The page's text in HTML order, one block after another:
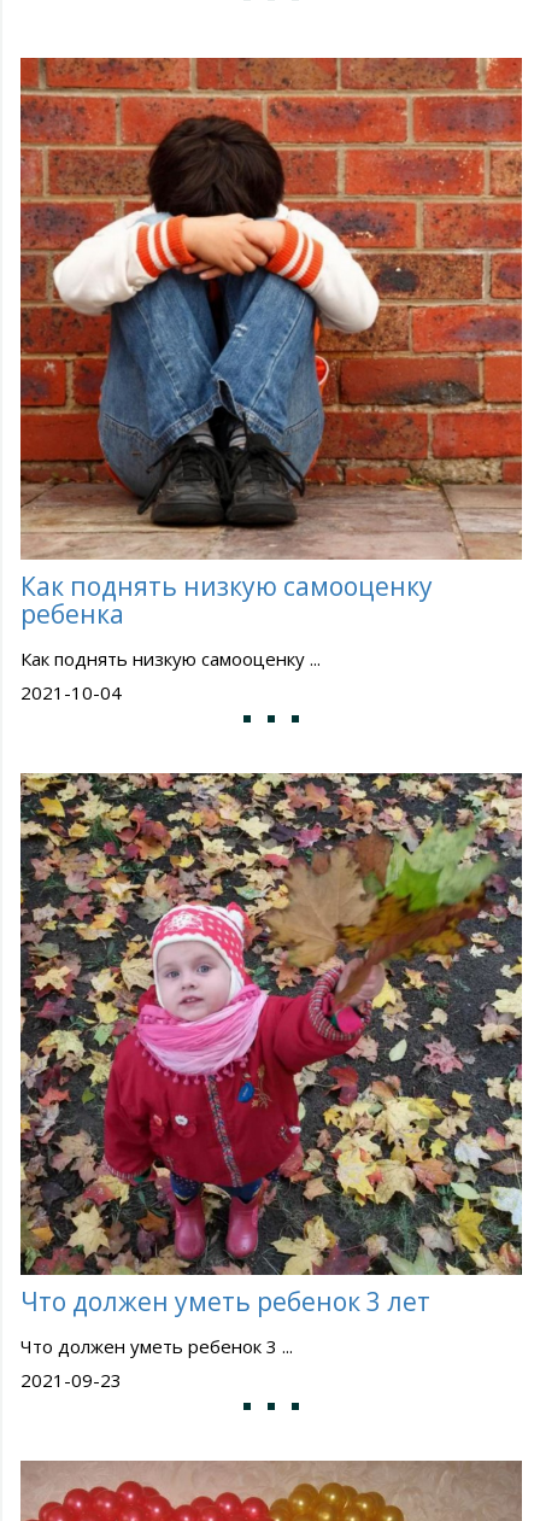
Как поднять низкую самооценку
ребенка
Как поднять низкую самооценку ...
2021-10-04
Что должен уметь ребенок 3 лет
Что должен уметь ребенок 3 ...
2021-09-23